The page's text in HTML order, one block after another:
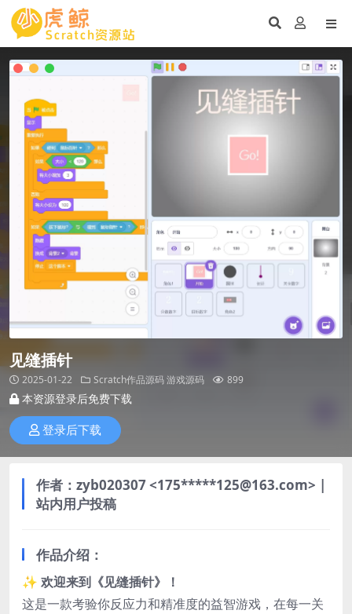
见缝插针
2025-01-22 Scratch作品源码游戏源码 899
本资源登录后免费下载
登录后下载
作者： zyb020307<175*****125@163.com> |
站内用户投稿
作品介绍：
✨ 欢迎来到《见缝插针》！
这是一款考验你反应力和精准度的益智游戏，在每一关